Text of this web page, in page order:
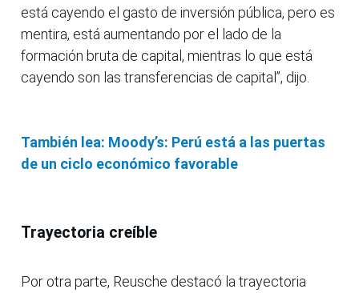
está cayendo el gasto de inversión pública, pero es
mentira, está aumentando por el lado de la
formación bruta de capital, mientras lo que está
cayendo son las transferencias de capital”, dijo.
También lea: Moody’s: Perú está a las puertas
de un ciclo económico favorable
Trayectoria creíble
Por otra parte, Reusche destacó la trayectoria